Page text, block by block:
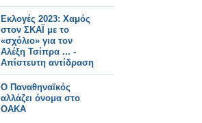
Εκλογές 2023: Χαμός
στον ΣΚΑΪ με το
«σχόλιο» για τον
Αλέξη Τσίπρα ... -
Απίστευτη αντίδραση
του ΣΥΡΙΖΑ
Ο Παναθηναϊκός
αλλάζει όνομα στο
ΟΑΚΑ